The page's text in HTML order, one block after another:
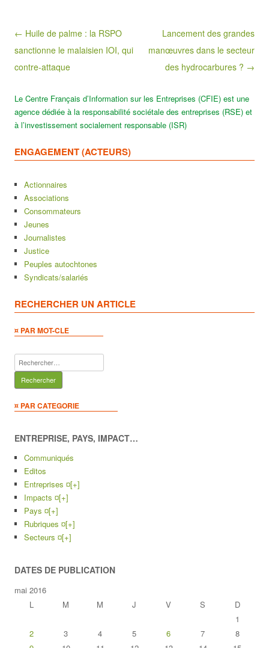
Post navigation
← Huile de palme : la RSPO
sanctionne le malaisien IOI, qui
contre-attaque
Lancement des grandes
manœuvres dans le secteur
des hydrocarbures ? →
Le Centre Français d’Information sur les Entreprises (CFIE) est une
agence dédiée à la responsabilité sociétale des entreprises (RSE) et
à l’investissement socialement responsable (ISR)
ENGAGEMENT (ACTEURS)
Actionnaires
Associations
Consommateurs
Jeunes
Journalistes
Justice
Peuples autochtones
Syndicats/salariés
RECHERCHER UN ARTICLE
¤ PAR MOT-CLE
Rechercher :
¤ PAR CATEGORIE
ENTREPRISE, PAYS, IMPACT…
Communiqués
Editos
Entreprises ¤[+]
Impacts ¤[+]
Pays ¤[+]
Rubriques ¤[+]
Secteurs ¤[+]
DATES DE PUBLICATION
mai 2016
L
M M J V S
D
1
2
3 4 5 6 7
8